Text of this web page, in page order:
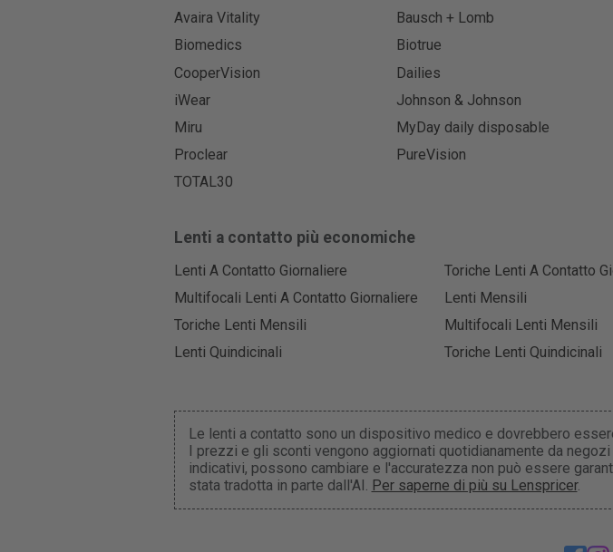
Avaira Vitality
Bausch + Lomb
Biomedics
Biotrue
CooperVision
Dailies
iWear
Johnson & Johnson
Miru
MyDay daily disposable
Proclear
PureVision
TOTAL30
Lenti a contatto più economiche
Lenti A Contatto Giornaliere
Toriche Lenti A Contatto
Multifocali Lenti A Contatto Giornaliere
Lenti Mensili
Toriche Lenti Mensili
Multifocali Lenti Mensili
Lenti Quindicinali
Toriche Lenti Quindicinali
Le lenti a contatto sono un dispositivo medico e dovrebbero
I prezzi e gli sconti vengono aggiornati quotidianamente da
indicativi, possono cambiare e l'accuratezza non può essere
stata tradotta in parte dall'AI. Per saperne di più su Lenspricer.